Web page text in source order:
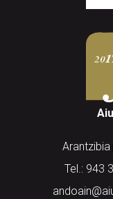
Arantzibia
Tel.: 943